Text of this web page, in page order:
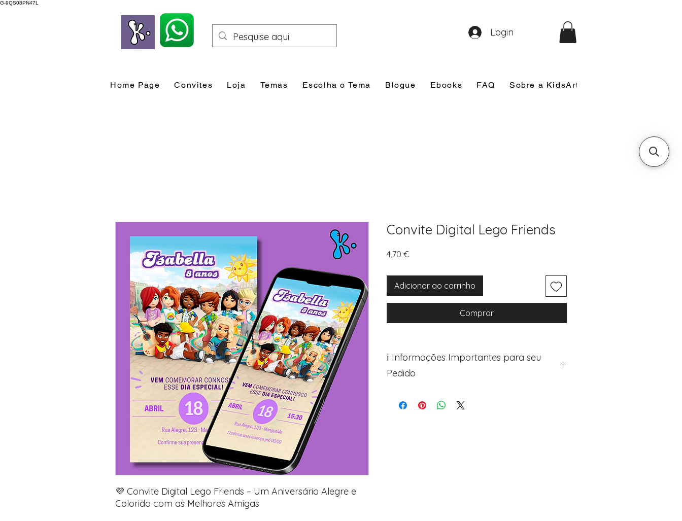
G-9QS08PN47L
Home Page Convites Loja Temas Escolha o Tema Blogue Ebooks FAQ Sobre a KidsArt
Login
💜 Convite Digital Lego Friends – Um Aniversário Alegre e
Colorido com as Melhores Amigas
Convite Digital Lego Friends
4,70 €Preço
Adicionar ao carrinho
Comprar
ℹ️ Informações Importantes para seu
Pedido
Avance para a página de checkout (próximo passo